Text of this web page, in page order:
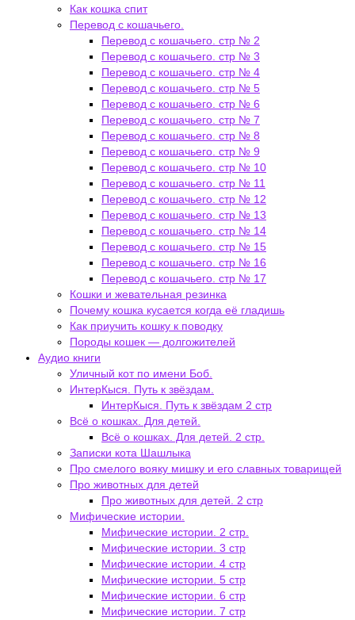
Как кошка спит
Перевод с кошачьего.
Перевод с кошачьего. стр № 2
Перевод с кошачьего. стр № 3
Перевод с кошачьего. стр № 4
Перевод с кошачьего. стр № 5
Перевод с кошачьего. стр № 6
Перевод с кошачьего. стр № 7
Перевод с кошачьего. стр № 8
Перевод с кошачьего. стр № 9
Перевод с кошачьего. стр № 10
Перевод с кошачьего. стр № 11
Перевод с кошачьего. стр № 12
Перевод с кошачьего. стр № 13
Перевод с кошачьего. стр № 14
Перевод с кошачьего. стр № 15
Перевод с кошачьего. стр № 16
Перевод с кошачьего. стр № 17
Кошки и жевательная резинка
Почему кошка кусается когда её гладишь
Как приучить кошку к поводку
Породы кошек — долгожителей
Аудио книги
Уличный кот по имени Боб.
ИнтерКыся. Путь к звёздам.
ИнтерКыся. Путь к звёздам 2 стр
Всё о кошках. Для детей.
Всё о кошках. Для детей. 2 стр.
Записки кота Шашлыка
Про смелого вояку мишку и его славных товарищей
Про животных для детей
Про животных для детей. 2 стр
Мифические истории.
Мифические истории. 2 стр.
Мифические истории. 3 стр
Мифические истории. 4 стр
Мифические истории. 5 стр
Мифические истории. 6 стр
Мифические истории. 7 стр